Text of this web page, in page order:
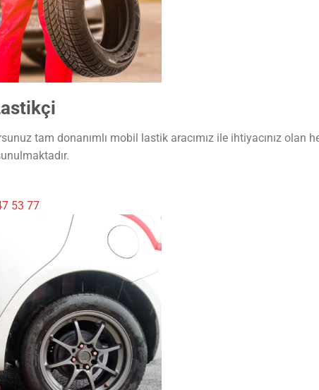
tam donanımlı mobil lastik aracımız ile ihtiyacınız olan
53 77